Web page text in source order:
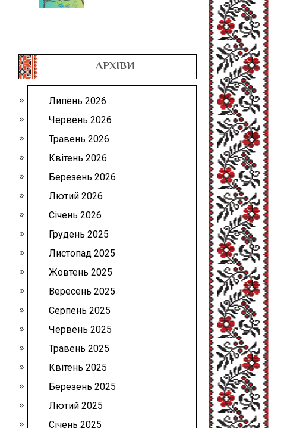
АРХІВИ
Липень 2026
Червень 2026
Травень 2026
Квітень 2026
Березень 2026
Лютий 2026
Січень 2026
Грудень 2025
Листопад 2025
Жовтень 2025
Вересень 2025
Серпень 2025
Червень 2025
Травень 2025
Квітень 2025
Березень 2025
Лютий 2025
Січень 2025